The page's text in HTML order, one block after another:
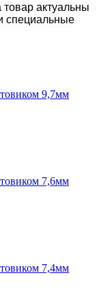
актуальны
специальные
9,7мм
7,6мм
7,4мм